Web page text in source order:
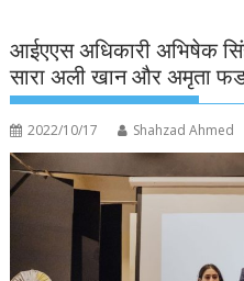
आईएएस अधिकारी अभिषेक
सारा अली खान और अमृता
2022/10/17 Shahzad Ahmed